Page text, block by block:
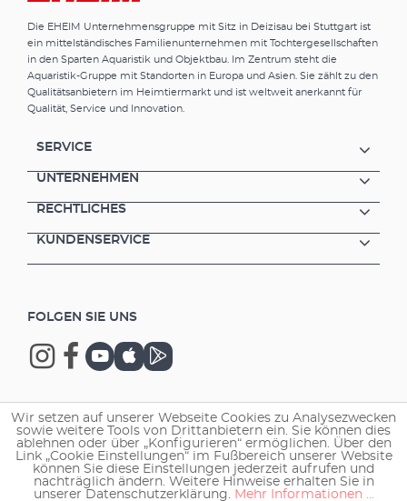
Die EHEIM Unternehmensgruppe mit Sitz in Deizisau bei Stuttgart ist
ein mittelständisches Familienunternehmen mit Tochtergesellschaften
in den Sparten Aquaristik und Objektbau. Im Zentrum steht die
Aquaristik-Gruppe mit Standorten in Europa und Asien. Sie zählt zu den
Qualitätsanbietern im Heimtiermarkt und ist weltweit anerkannt für
Qualität, Service und Innovation.
SERVICE
UNTERNEHMEN
RECHTLICHES
KUNDENSERVICE
FOLGEN SIE UNS
Copyright © 2026 EHEIM GmbH & Co. KG.
Wir setzen auf unserer Webseite Cookies zu Analysezwecken
sowie weitere Tools von Drittanbietern ein. Sie können dies
ablehnen oder über „Konfigurieren“ ermöglichen. Über den
Link „Cookie Einstellungen“ im Fußbereich unserer Website
können Sie diese Einstellungen jederzeit aufrufen und
nachträglich ändern. Weitere Hinweise erhalten Sie in
unserer Datenschutzerklärung. Mehr Informationen ...